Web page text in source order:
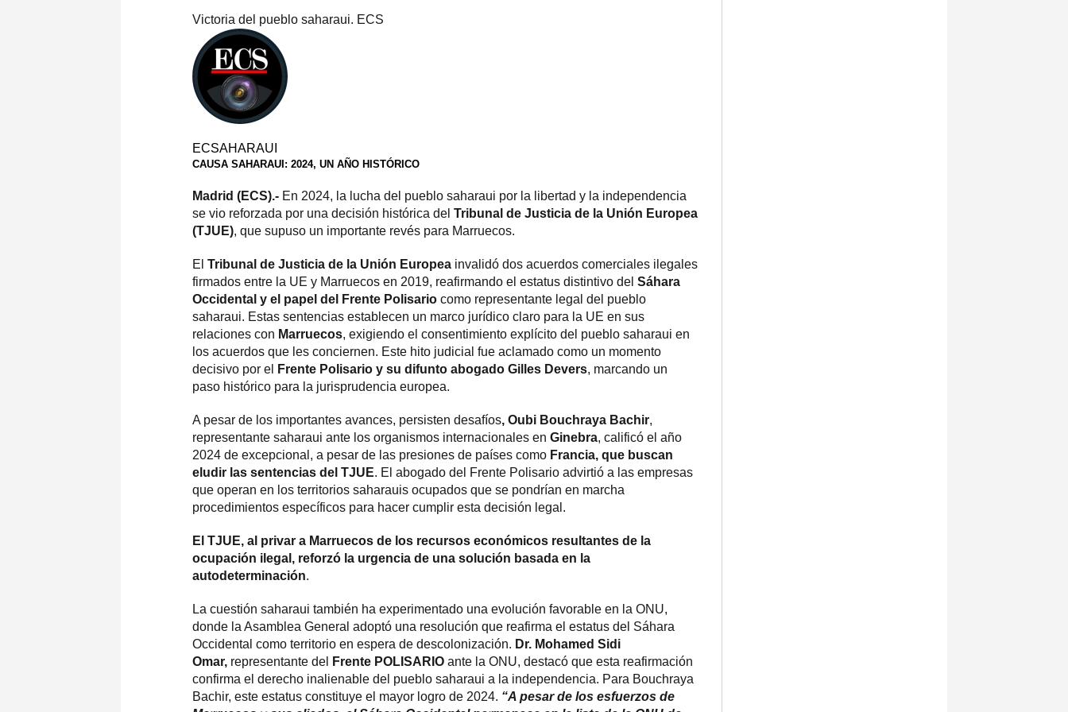
Victoria del pueblo saharaui. ECS
ECSAHARAUI
CAUSA SAHARAUI: 2024, UN AÑO HISTÓRICO
Madrid (ECS).- En 2024, la lucha del pueblo saharaui por la libertad y la independencia
se vio reforzada por una decisión histórica del Tribunal de Justicia de la Unión Europea
(TJUE), que supuso un importante revés para Marruecos.
El Tribunal de Justicia de la Unión Europea invalidó dos acuerdos comerciales ilegales
firmados entre la UE y Marruecos en 2019, reafirmando el estatus distintivo del Sáhara
Occidental y el papel del Frente Polisario como representante legal del pueblo
saharaui. Estas sentencias establecen un marco jurídico claro para la UE en sus
relaciones con Marruecos, exigiendo el consentimiento explícito del pueblo saharaui en
los acuerdos que les conciernen. Este hito judicial fue aclamado como un momento
decisivo por el
Frente Polisario y su difunto abogado Gilles Devers, marcando un
paso histórico para la jurisprudencia europea.
A pesar de los importantes avances, persisten desafíos, Oubi Bouchraya Bachir,
representante saharaui ante los organismos internacionales en Ginebra, calificó el año
2024 de excepcional, a pesar de las presiones de países como Francia, que buscan
eludir las sentencias del TJUE. El abogado del Frente Polisario advirtió a las empresas
que operan en los territorios saharauis ocupados que se pondrían en marcha
procedimientos específicos para hacer cumplir esta decisión legal.
El TJUE, al privar a Marruecos de los recursos económicos resultantes de la
ocupación ilegal, reforzó la urgencia de una solución basada en la
autodeterminación.
La cuestión saharaui también ha experimentado una evolución favorable en la ONU,
donde la Asamblea General adoptó una resolución que reafirma el estatus del Sáhara
Occidental como territorio en espera de descolonización. Dr. Mohamed Sidi
Omar, representante del Frente POLISARIO ante la ONU, destacó que esta reafirmación
confirma el derecho inalienable del pueblo saharaui a la independencia. Para Bouchraya
Bachir, este estatus constituye el mayor logro de 2024. “A pesar de los esfuerzos de